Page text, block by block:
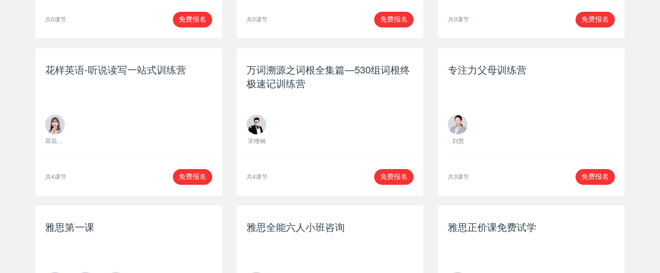
共0课节 免费报名 共0课节 免费报名 共0课节 免费报名
花样英语-听说读写一站式训练营
共4课节 免费报名
万词溯源之词根全集篇—530组词根终
极速记训练营
宋维钢
共4课节 免费报名
专注力父母训练营
刘慧
共3课节 免费报名
雅思第一课 雅思全能六人小班咨询 雅思正价课免费试学